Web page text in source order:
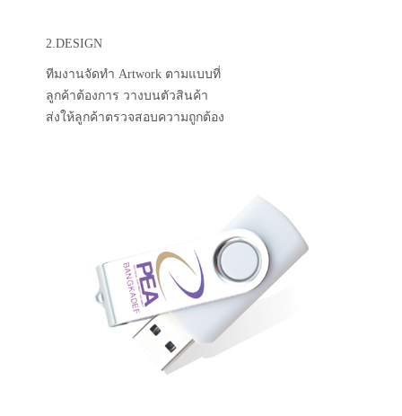
2.DESIGN
ทีมงานจัดทำ Artwork ตามแบบที่
ลูกค้าต้องการ วางบนตัวสินค้า
ส่งให้ลูกค้าตรวจสอบความถูกต้อง